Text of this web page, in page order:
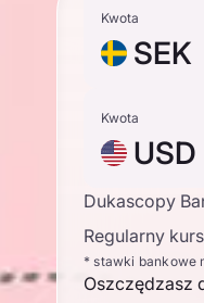
Kwota
SEK
Kwota
USD
Dukascopy
Regularny
* stawki bankowe
Oszczędzasz